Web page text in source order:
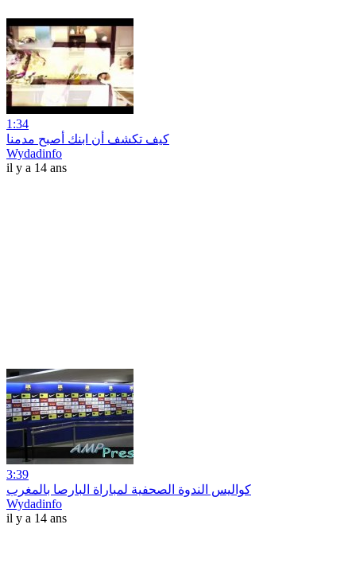
1:34
كيف تكشف أن ابنك أصبح مدمنا
Wydadinfo
il y a 14 ans
3:39
كواليس الندوة الصحفية لمباراة البارصا بالمغرب
Wydadinfo
il y a 14 ans